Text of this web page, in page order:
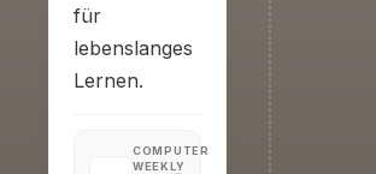
für
lebenslanges
Lernen.
COMPUTER
WEEKLY